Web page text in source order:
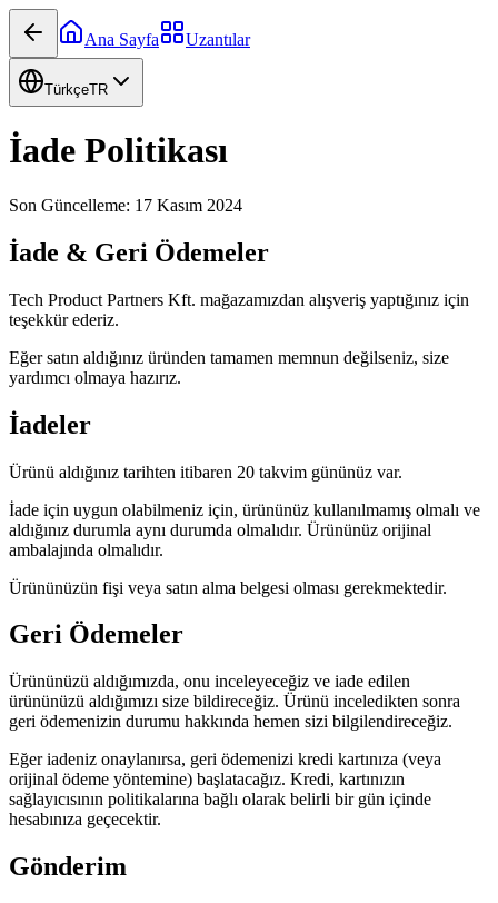
Ana Sayfa Uzantılar
TürkçeTR
İade Politikası
Son Güncelleme: 17 Kasım 2024
İade & Geri Ödemeler
Tech Product Partners Kft. mağazamızdan alışveriş yaptığınız için
teşekkür ederiz.
Eğer satın aldığınız üründen tamamen memnun değilseniz, size
yardımcı olmaya hazırız.
İadeler
Ürünü aldığınız tarihten itibaren 20 takvim gününüz var.
İade için uygun olabilmeniz için, ürününüz kullanılmamış olmalı ve
aldığınız durumla aynı durumda olmalıdır. Ürününüz orijinal
ambalajında olmalıdır.
Ürününüzün fişi veya satın alma belgesi olması gerekmektedir.
Geri Ödemeler
Ürününüzü aldığımızda, onu inceleyeceğiz ve iade edilen
ürününüzü aldığımızı size bildireceğiz. Ürünü inceledikten sonra
geri ödemenizin durumu hakkında hemen sizi bilgilendireceğiz.
Eğer iadeniz onaylanırsa, geri ödemenizi kredi kartınıza (veya
orijinal ödeme yöntemine) başlatacağız. Kredi, kartınızın
sağlayıcısının politikalarına bağlı olarak belirli bir gün içinde
hesabınıza geçecektir.
Gönderim